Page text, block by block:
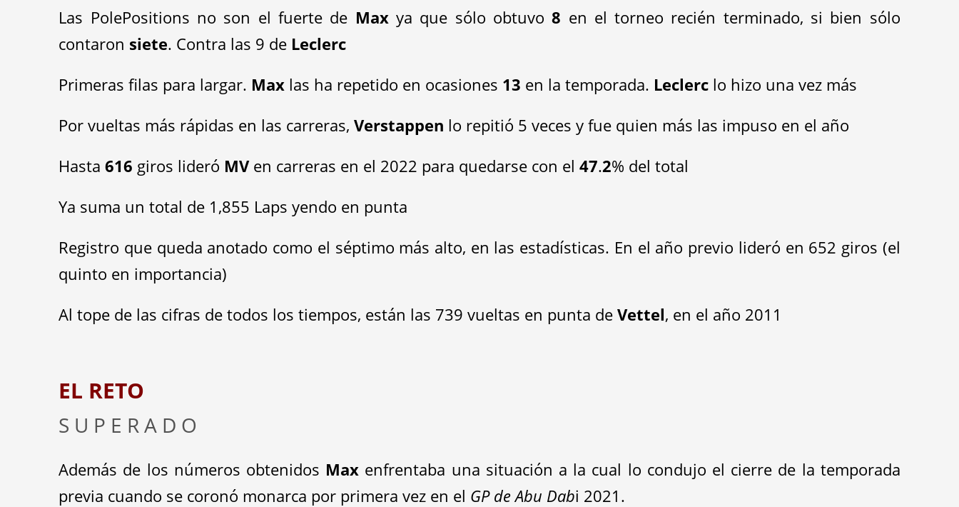
Las PolePositions no son el fuerte de Maxya que sólo obtuvo8 en el torneo recién terminado, si bien sólo
contaron siete. Contra las 9 de Leclerc
Primeras filas para largar. Max las ha repetido en ocasiones 13 en la temporada. Leclerc lo hizo una vez más
Por vueltas más rápidas en las carreras,Verstappen lo repitió 5 veces y fue quien más las impuso en el año
Hasta616 giros lideró MVen carreras en el 2022 para quedarse con el47.2% del total
Ya suma un total de 1,855 Laps yendo en punta
Registro que queda anotado como el séptimo más alto, en las estadísticas. En el año previo lideró en 652 giros (el
quinto en importancia)
Al tope de las cifras de todos los tiempos, están las 739 vueltas en punta deVettel, en el año 2011
EL RETO
S U P E R A D O
Además de los números obtenidos Max enfrentaba una situación a la cual lo condujo el cierre de la temporada
previa cuando se coronó monarca por primera vez en el GP de Abu Dabi 2021.